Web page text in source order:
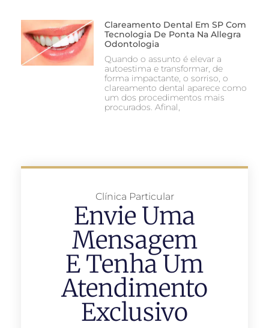
Clareamento Dental Em SP Com
Tecnologia De Ponta Na Allegra
Odontologia
Quando o assunto é elevar a
autoestima e transformar, de
forma impactante, o sorriso, o
clareamento dental aparece como
um dos procedimentos mais
procurados. Afinal,
Envie Uma
Mensagem
E Tenha Um
Atendimento
Exclusivo
Clínica Particular